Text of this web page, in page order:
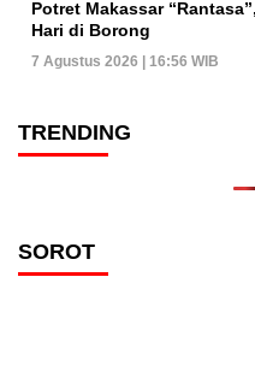
Potret Makassar
Hari di Borong
7 Agustus 2026 | 16:56 WIB
TRENDING
SOROT